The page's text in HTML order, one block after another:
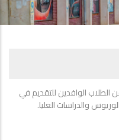
الطلاب الوافدين للتقديم في
والدراسات العليا.